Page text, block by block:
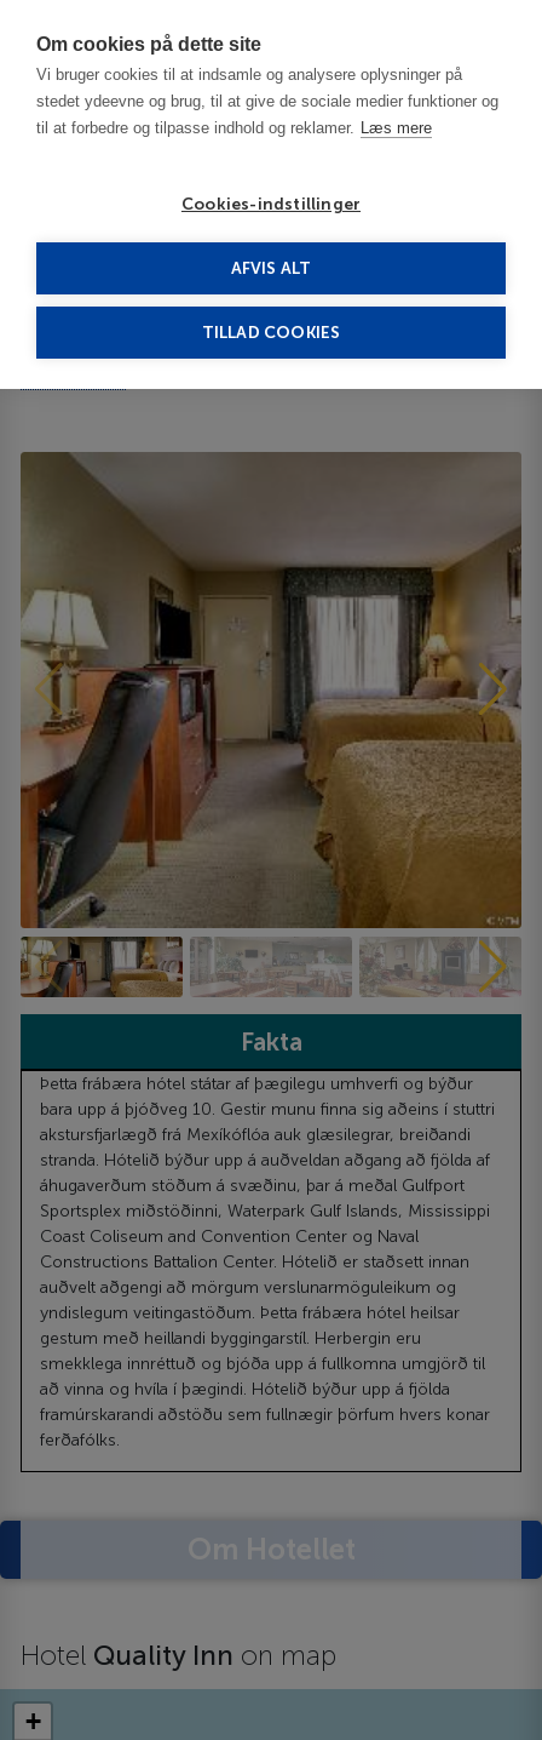
Om cookies på dette site
Vi bruger cookies til at indsamle og analysere oplysninger på
stedet ydeevne og brug, til at give de sociale medier funktioner og
til at forbedre og tilpasse indhold og reklamer. Læs mere
Cookies-indstillinger
AFVIS ALT
TILLAD COOKIES
Biloxi - MS
Fakta
Þetta frábæra hótel státar af þægilegu umhverfi og býður
bara upp á þjóðveg 10. Gestir munu finna sig aðeins í stuttri
akstursfjarlægð frá Mexíkóflóa auk glæsilegrar, breiðandi
stranda. Hótelið býður upp á auðveldan aðgang að fjölda af
áhugaverðum stöðum á svæðinu, þar á meðal Gulfport
Sportsplex miðstöðinni, Waterpark Gulf Islands, Mississippi
Coast Coliseum and Convention Center og Naval
Constructions Battalion Center. Hótelið er staðsett innan
auðvelt aðgengi að mörgum verslunarmöguleikum og
yndislegum veitingastöðum. Þetta frábæra hótel heilsar
gestum með heillandi byggingarstíl. Herbergin eru
smekklega innréttuð og bjóða upp á fullkomna umgjörð til
að vinna og hvíla í þægindi. Hótelið býður upp á fjölda
framúrskarandi aðstöðu sem fullnægir þörfum hvers konar
ferðafólks.
Hotel Quality Inn on map
+